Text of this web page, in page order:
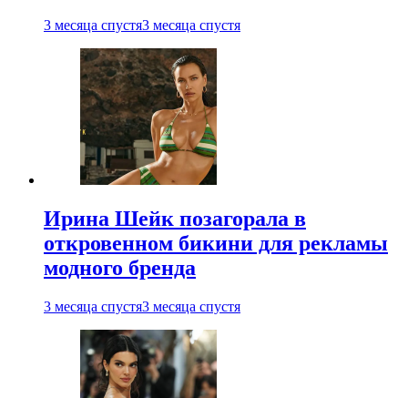
3 месяца спустя3 месяца спустя
Ирина Шейк позагорала в
откровенном бикини для рекламы
модного бренда
3 месяца спустя3 месяца спустя